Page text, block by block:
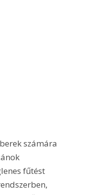
számára
fűtést